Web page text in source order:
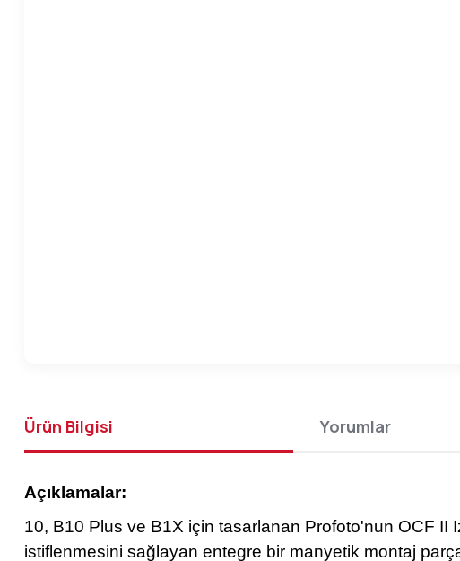
Ürün Bilgisi Yorumlar
Açıklamalar:
10, B10 Plus ve B1X için tasarlanan Profoto'nun OCF II
istiflenmesini sağlayan entegre bir manyetik montaj